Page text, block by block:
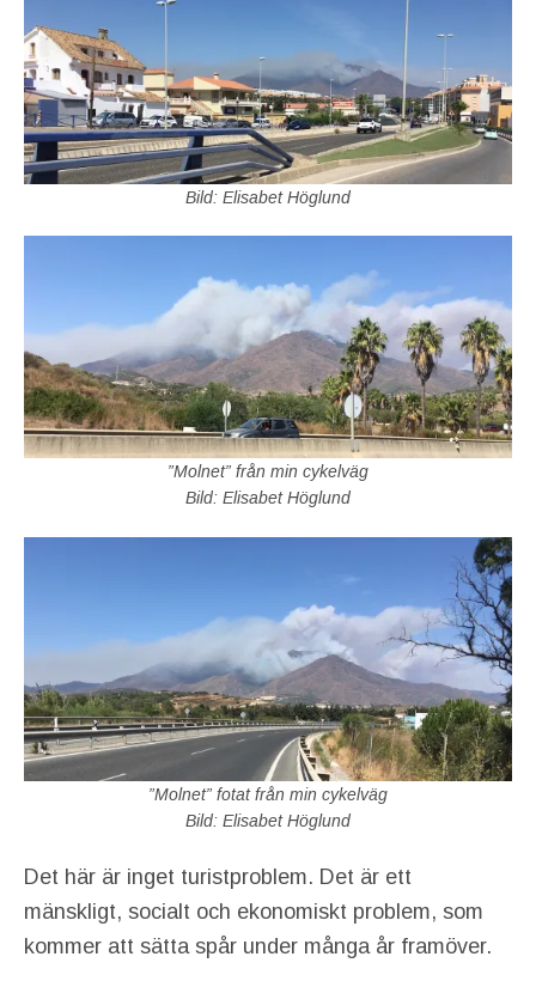
Bild: Elisabet Höglund
”Molnet” från min cykelväg
Bild: Elisabet Höglund
”Molnet” fotat från min cykelväg
Bild: Elisabet Höglund
Det här är inget turistproblem. Det är ett
mänskligt, socialt och ekonomiskt problem, som
kommer att sätta spår under många år framöver.